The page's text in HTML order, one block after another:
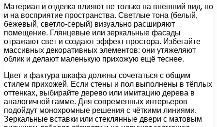
Материал и отделка влияют не только на внешний вид, но
и на восприятие пространства. Светлые тона (белый,
бежевый, светло-серый) визуально расширяют
помещение. Глянцевые или зеркальные фасады
отражают свет и создают эффект простора. Избегайте
массивных декоративных элементов: они утяжеляют
облик и делают маленькую прихожую ещё теснее.
Цвет и фактура шкафа должны сочетаться с общим
стилем прихожей. Если стены и пол выполнены в тёплых
оттенках, выбирайте дерево или имитацию дерева в
аналогичной гамме. Для современных интерьеров
подойдут монохромные решения с чёткими линиями.
Зеркальные вставки или стеклянные двери с матовым